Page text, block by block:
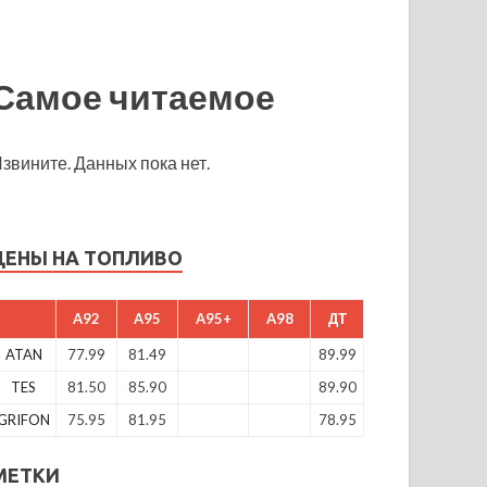
читаемое
Данных пока нет.
НА ТОПЛИВО
A92 A95 A95+ A98 ДТ
ATAN 77.99 81.49
89.99
TES
81.50 85.90
89.90
75.95 81.95 78.95